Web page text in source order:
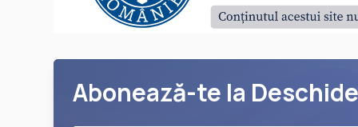
Abonează-te la